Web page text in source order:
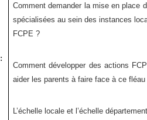
:
Comment demander la mise en place
spécialisées au sein des instances
FCPE ?
Comment développer des actions
aider les parents à faire face à ce fléau
L’échelle locale et l’échelle